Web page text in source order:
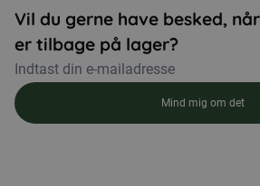
pris
var:
169,00 kr..
pris
er:
159,00 kr..
Vil du gerne have besked,
er tilbage på lager?
Mind mig om det